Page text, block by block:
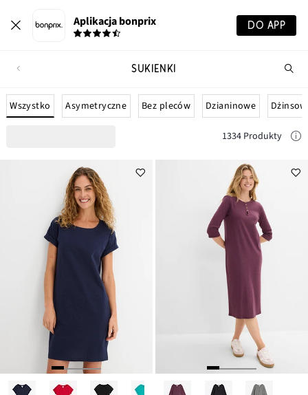
Aplikacja bonprix DO APP
SUKIENKI
Wszystko Asymetryczne Bez pleców Dzianinowe
1334 Produkty